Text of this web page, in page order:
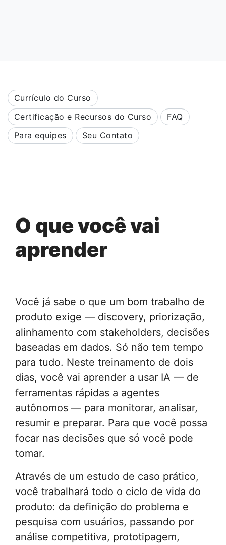
Currículo do Curso
Certificação e Recursos do Curso
FAQ
Para equipes
Seu Contato
O que você vai
aprender
Você já sabe o que um bom trabalho de
produto exige — discovery, priorização,
alinhamento com stakeholders, decisões
baseadas em dados. Só não tem tempo
para tudo. Neste treinamento de dois
dias, você vai aprender a usar IA — de
ferramentas rápidas a agentes
autônomos — para monitorar, analisar,
resumir e preparar. Para que você possa
focar nas decisões que só você pode
tomar.
Através de um estudo de caso prático,
você trabalhará todo o ciclo de vida do
produto: da definição do problema e
pesquisa com usuários, passando por
análise competitiva, prototipagem,